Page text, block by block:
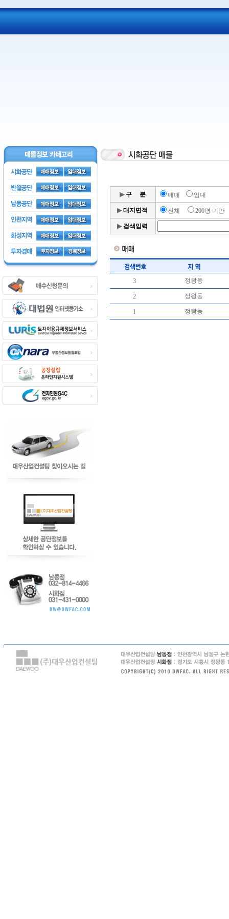
▶ 구 분 매매 임대
▶대지면적 전체 200평 미만
▶ 검색입력
3 정왕동
2 정왕동
1 정왕동